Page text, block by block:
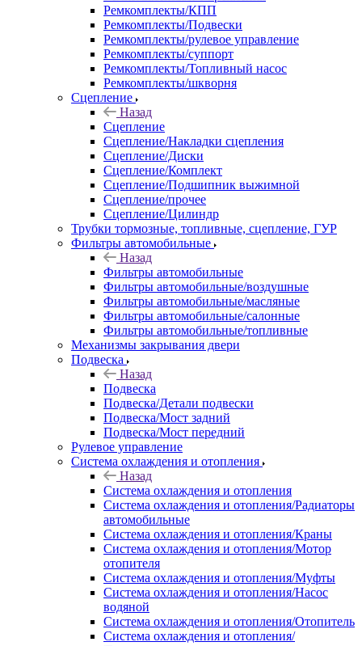
Ремкомплекты/КПП
Ремкомплекты/Подвески
Ремкомплекты/рулевое управление
Ремкомплекты/суппорт
Ремкомплекты/Топливный насос
Ремкомплекты/шкворня
Сцепление
Назад
Сцепление
Сцепление/Накладки сцепления
Сцепление/Диски
Сцепление/Комплект
Сцепление/Подшипник выжимной
Сцепление/прочее
Сцепление/Цилиндр
Трубки тормозные, топливные, сцепление, ГУР
Фильтры автомобильные
Назад
Фильтры автомобильные
Фильтры автомобильные/воздушные
Фильтры автомобильные/масляные
Фильтры автомобильные/салонные
Фильтры автомобильные/топливные
Механизмы закрывания двери
Подвеска
Назад
Подвеска
Подвеска/Детали подвески
Подвеска/Мост задний
Подвеска/Мост передний
Рулевое управление
Система охлаждения и отопления
Назад
Система охлаждения и отопления
Система охлаждения и отопления/Радиаторы
автомобильные
Система охлаждения и отопления/Краны
Система охлаждения и отопления/Мотор
отопителя
Система охлаждения и отопления/Муфты
Система охлаждения и отопления/Насос
водяной
Система охлаждения и отопления/Отопитель
Система охлаждения и отопления/